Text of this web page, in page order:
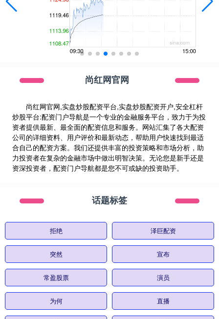
尚红网官网
尚红网官网,实盘炒股配资平台,实盘炒股配资开户,安全杠杆
炒股平台:配资门户导航是一个专业的金融服务平台，致力于为投
资者提供最新、最全面的配资信息和服务。网站汇集了各大配资
公司的详细资料、用户评价和最新动态，帮助用户快速找到最适
合自己的配资方案。我们还提供丰富的投资策略和市场分析，助
力投资者在复杂的金融市场中做出明智决策。无论您是新手还是
资深投资者，配资门户导航都是您不可或缺的投资助手。
话题标签
拒绝 泽巨配资
突然 宣布
常盈股票 演员
为何 直播